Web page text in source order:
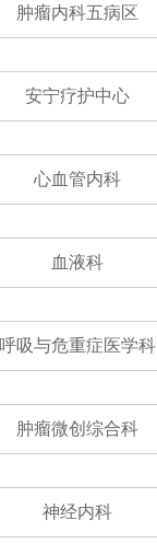
肿瘤内科五病区
安宁疗护中心
心血管内科
血液科
呼吸与危重症医学科
肿瘤微创综合科
神经内科